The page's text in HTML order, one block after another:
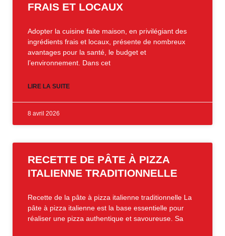
FRAIS ET LOCAUX
Adopter la cuisine faite maison, en privilégiant des
ingrédients frais et locaux, présente de nombreux
avantages pour la santé, le budget et
l’environnement. Dans cet
LIRE LA SUITE
8 avril 2026
RECETTE DE PÂTE À PIZZA
ITALIENNE TRADITIONNELLE
Recette de la pâte à pizza italienne traditionnelle La
pâte à pizza italienne est la base essentielle pour
réaliser une pizza authentique et savoureuse. Sa